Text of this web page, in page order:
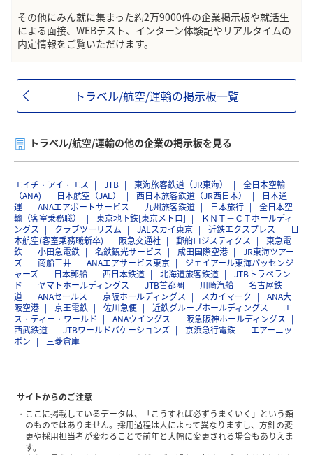
その他にみん就に集まった約2万9000件の企業掲示板や就活生
による面接、WEBテスト、インターン体験記やリアルタイムの
内定情報をご覧いただけます。
トラベル/航空/運輸の掲示板一覧
トラベル/航空/運輸の他の企業の掲示板を見る
エイチ・アイ・エス JTB 東海旅客鉄道（JR東海）
全日本空輸
（ANA)
日本航空（JAL） 西日本旅客鉄道（JR西日本）
日本通
運
ANAエアポートサービス 九州旅客鉄道 日本旅行
全日本空
輸（客室乗務職）
東京地下鉄[東京メトロ]
ＫＮＴ－ＣＴホールディ
ングス
クラブツーリズム JALスカイ東京 近鉄エクスプレス
日
本航空(客室乗務職新卒)
阪急交通社 郵船ロジスティクス
東急電
鉄
小田急電鉄 名鉄観光サービス 成田国際空港
JR東海ツアー
ズ
商船三井 ANAエアサービス東京
ジェイアール東海パッセンジ
ャーズ
日本郵船 西日本鉄道 北海道旅客鉄道
JTBトラベラン
ド
ヤマトホールディングス JTB首都圏 川崎汽船
名古屋鉄
道
ANAセールス 京阪ホールディングス スカイマーク
ANA大
阪空港
京王電鉄 佐川急便 近鉄グループホールディングス
エ
ス・ティー・ワールド
ANAウイングス
阪急阪神ホールディングス
西武鉄道
JTBワールドバケーションズ 京浜急行電鉄
エアーニッ
ポン
三菱倉庫
サイトからのご注意
ここに掲載しているデータは、「こうすれば必ずうまくいく」という類
のものではありません。採用過程は人によって異なりますし、方針の変
更や採用担当者が変わることで前年と大幅に変更される場合もありえま
す。